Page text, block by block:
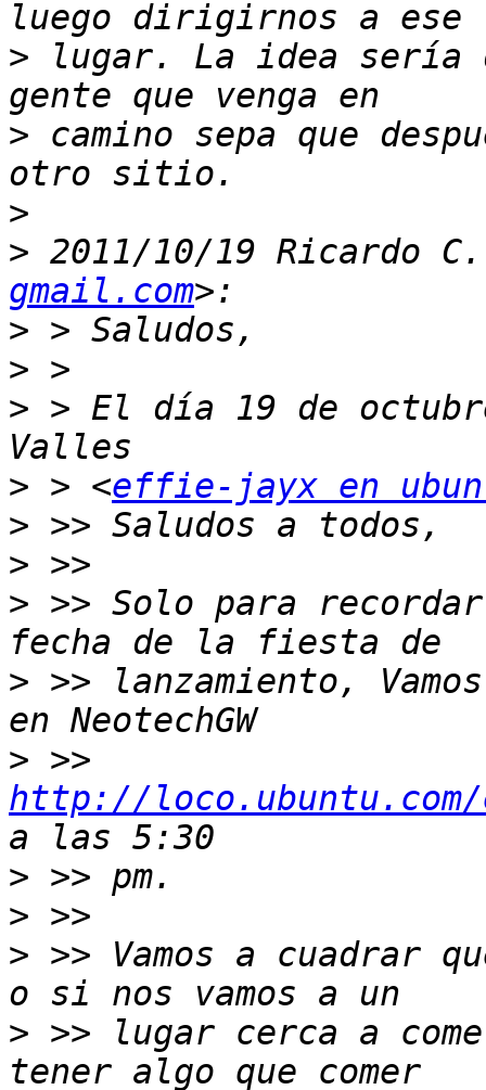
> lugar. La idea sería
> camino sepa que
>
> 2011/10/19 Ricardo
gmail.com
>
>
> > El día 19 de
> > <effie-jayx en
>
>
> >> Solo para
> >> lanzamiento,
>
http://loco.ubuntu.com/
>
>
> >> Vamos a cuadrar
> >> lugar cerca a